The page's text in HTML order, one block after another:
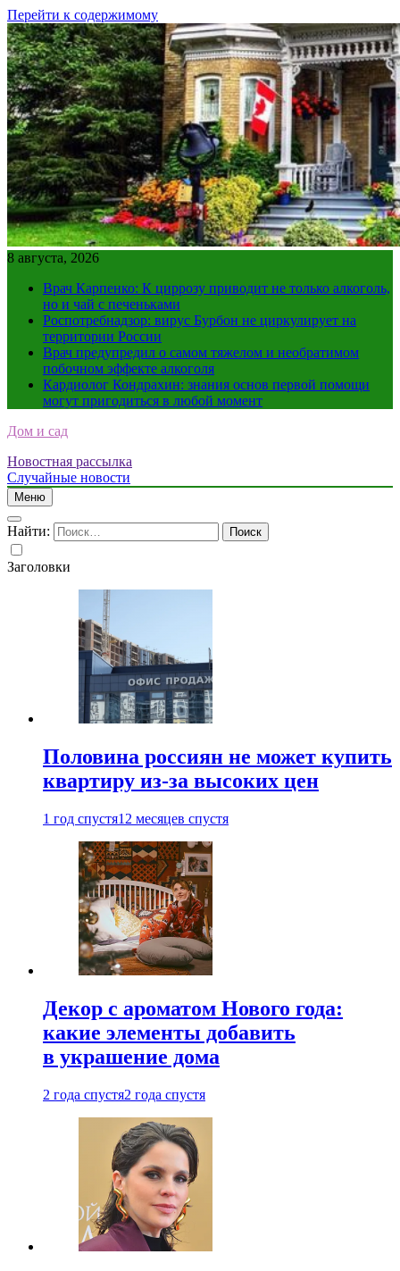
Перейти к содержимому
8 августа, 2026
Врач Карпенко: К циррозу приводит не только алкоголь,
но и чай с печеньками
Роспотребнадзор: вирус Бурбон не циркулирует на
территории России
Врач предупредил о самом тяжелом и необратимом
побочном эффекте алкоголя
Кардиолог Кондрахин: знания основ первой помощи
могут пригодиться в любой момент
Дом и сад
Новостная рассылка
Случайные новости
Меню
Найти:
Заголовки
Половина россиян не может купить
квартиру из-за высоких цен
1 год спустя12 месяцев спустя
Декор с ароматом Нового года:
какие элементы добавить
в украшение дома
2 года спустя2 года спустя